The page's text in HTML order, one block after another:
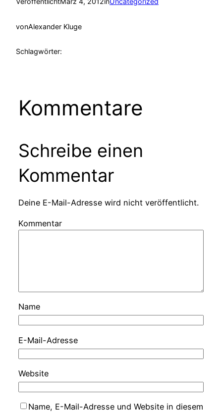
vonAlexander Kluge
Schlagwörter:
Kommentare
Schreibe einen
Kommentar
Deine E-Mail-Adresse wird nicht veröffentlicht.
Kommentar
Name
E-Mail-Adresse
Website
Name, E-Mail-Adresse und Website in diesem